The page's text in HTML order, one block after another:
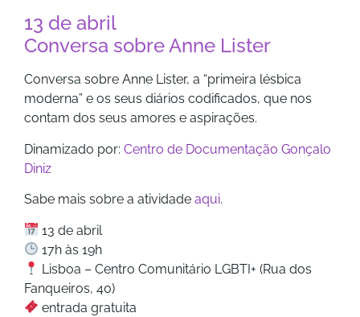
13 de abril
Conversa sobre Anne Lister
Conversa sobre Anne Lister, a “primeira lésbica
moderna” e os seus diários codificados, que nos
contam dos seus amores e aspirações.
Dinamizado por: Centro de Documentação Gonçalo
Diniz
Sabe mais sobre a atividade aqui.
13 de abril
17h às 19h
Lisboa – Centro Comunitário LGBTI+ (Rua dos
Fanqueiros, 40)
entrada gratuita